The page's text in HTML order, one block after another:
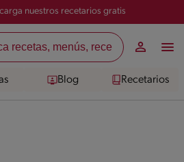
nuestros recetarios gratis
Blog Recetarios